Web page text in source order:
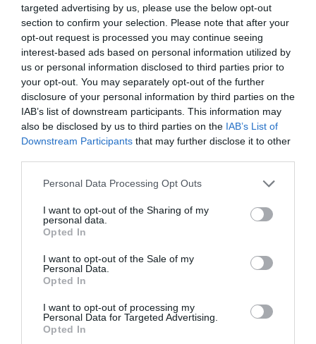
targeted advertising by us, please use the below opt-out
section to confirm your selection. Please note that after your
opt-out request is processed you may continue seeing
interest-based ads based on personal information utilized by
us or personal information disclosed to third parties prior to
your opt-out. You may separately opt-out of the further
disclosure of your personal information by third parties on the
IAB’s list of downstream participants. This information may
also be disclosed by us to third parties on the IAB’s List of
Downstream Participants that may further disclose it to other
Personal Data Processing Opt Outs
I want to opt-out of the Sharing of my
personal data.
Opted In
I want to opt-out of the Sale of my
Personal Data.
Opted In
I want to opt-out of processing my
Personal Data for Targeted Advertising.
Opted In
Aucun commentaire !
LAISSER UN COMMENTAIRE
FAIRE UN DON
Appel aux lecteurs !
Soutenez Air Journal participezà son
développement !